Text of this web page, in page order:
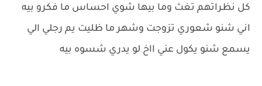
كل نظراتهم تغث وما بيها شوي احساس ما فكرو بيه
اني شنو شعوري تزوجت وشهر ما ظليت يم رجلي الي
يسمع شنو يكول عني ااخ لو يدري شسوه بيه